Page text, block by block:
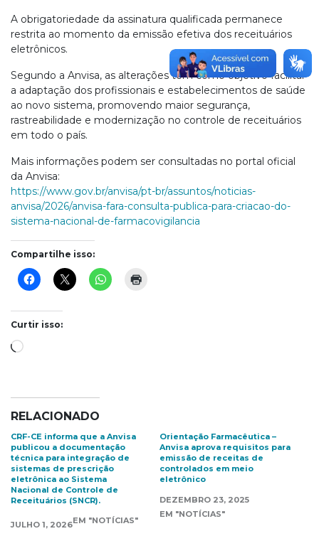
A obrigatoriedade da assinatura qualificada permanece
restrita ao momento da emissão efetiva dos receituários
eletrônicos.
Segundo a Anvisa, as alterações têm como objetivo facilitar
a adaptação dos profissionais e estabelecimentos de saúde
ao novo sistema, promovendo maior segurança,
rastreabilidade e modernização no controle de receituários
em todo o país.
Mais informações podem ser consultadas no portal oficial
da Anvisa:
https://www.gov.br/anvisa/pt-br/assuntos/noticias-
anvisa/2026/anvisa-fara-consulta-publica-para-criacao-do-
sistema-nacional-de-farmacovigilancia
Compartilhe isso:
Curtir isso:
Carregando...
RELACIONADO
CRF-CE informa que a Anvisa
publicou a documentação
técnica para integração de
sistemas de prescrição
eletrônica ao Sistema
Nacional de Controle de
Receituários (SNCR).
JULHO 1, 2026EM "NOTÍCIAS"
Orientação Farmacêutica –
Anvisa aprova requisitos para
emissão de receitas de
controlados em meio
eletrônico
DEZEMBRO 23, 2025
EM "NOTÍCIAS"